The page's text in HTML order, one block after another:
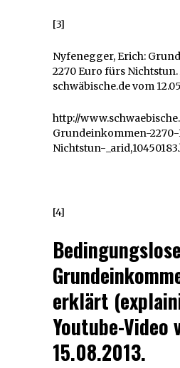
[3]
Nyfenegger, Erich:
2270 Euro fürs
schwäbische.de vom
http://
Grundeinkommen-
Nichtstun-
[4]
erklärt
Youtube-Video
15.08.2013.